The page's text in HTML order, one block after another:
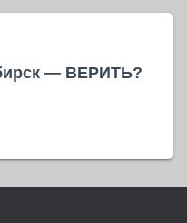
— ВЕРИТЬ?